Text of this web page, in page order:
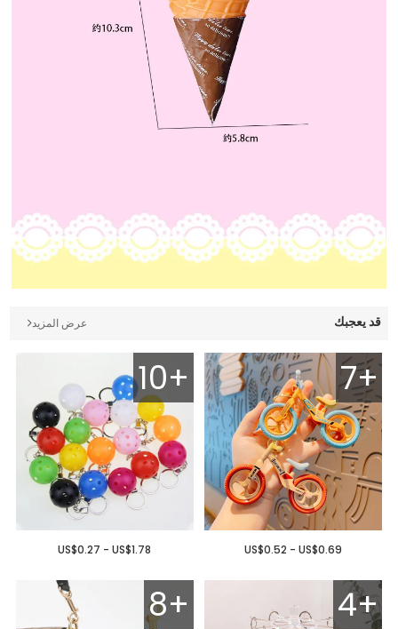
قد يعجبك عرض المزيد
7+
US$0.52 - US$0.69
10+
US$0.27 - US$1.78
4+
8+